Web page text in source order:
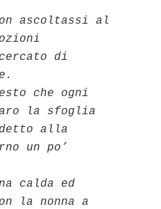
ascoltassi al
di
che ogni
la sfoglia
alla
un po’
calda ed
la nonna a